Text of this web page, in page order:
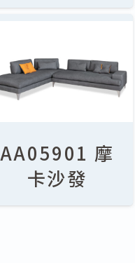
AA05901 摩
卡沙發